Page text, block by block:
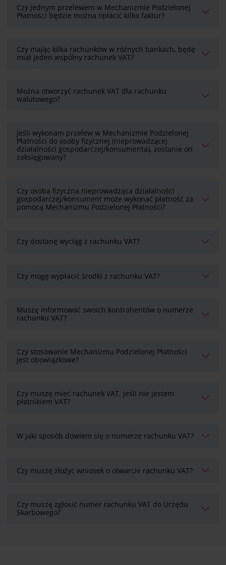
Czy jednym przelewem w Mechanizmie Podzielonej
Płatności będzie można opłacić kilka faktur?
Czy mając kilka rachunków w różnych bankach, będę
miał jeden wspólny rachunek VAT?
Można otworzyć rachunek VAT dla rachunku
walutowego?
Jeśli wykonam przelew w Mechanizmie Podzielonej
Płatności do osoby fizycznej (nieprowadzącej
działalności gospodarczej/konsumenta), zostanie on
zaksięgowany?
Czy osoba fizyczna nieprowadząca działalności
gospodarczej/konsument może wykonać płatność za
pomocą Mechanizmu Podzielonej Płatności?
Czy dostanę wyciąg z rachunku VAT?
Czy mogę wypłacić środki z rachunku VAT?
Muszę informować swoich kontrahentów o numerze
rachunku VAT?
Czy stosowanie Mechanizmu Podzielonej Płatności
jest obowiązkowe?
Czy muszę mieć rachunek VAT, jeśli nie jestem
płatnikiem VAT?
W jaki sposób dowiem się o numerze rachunku VAT?
Czy muszę złożyć wniosek o otwarcie rachunku VAT?
Czy muszę zgłosić numer rachunku VAT do Urzędu
Skarbowego?